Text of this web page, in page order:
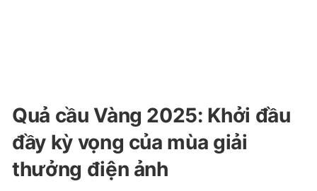
Quả cầu Vàng 2025: Khởi đầu
đầy kỳ vọng của mùa giải
thưởng điện ảnh